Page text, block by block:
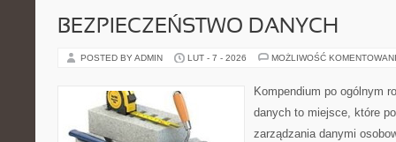
BEZPIECZEŃSTWO DANYCH
POSTED BY ADMIN LUT - 7 - 2026 MOŻLIWOŚĆ
Kompendium po ogólnym
danych to miejsce, które
zarządzania danymi